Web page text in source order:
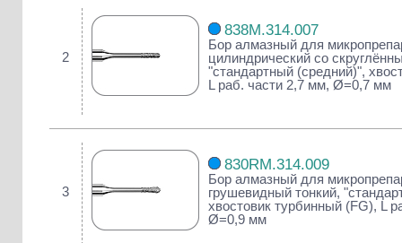
2
838M.314.007
Бор алмазный для
цилиндрический со
"стандартный (средний)",
L раб. части 2,7 мм, Ø=0,7 мм
3
830RM.314.009
Бор алмазный для
грушевидный тонкий,
хвостовик турбинный (FG), L
Ø=0,9 мм